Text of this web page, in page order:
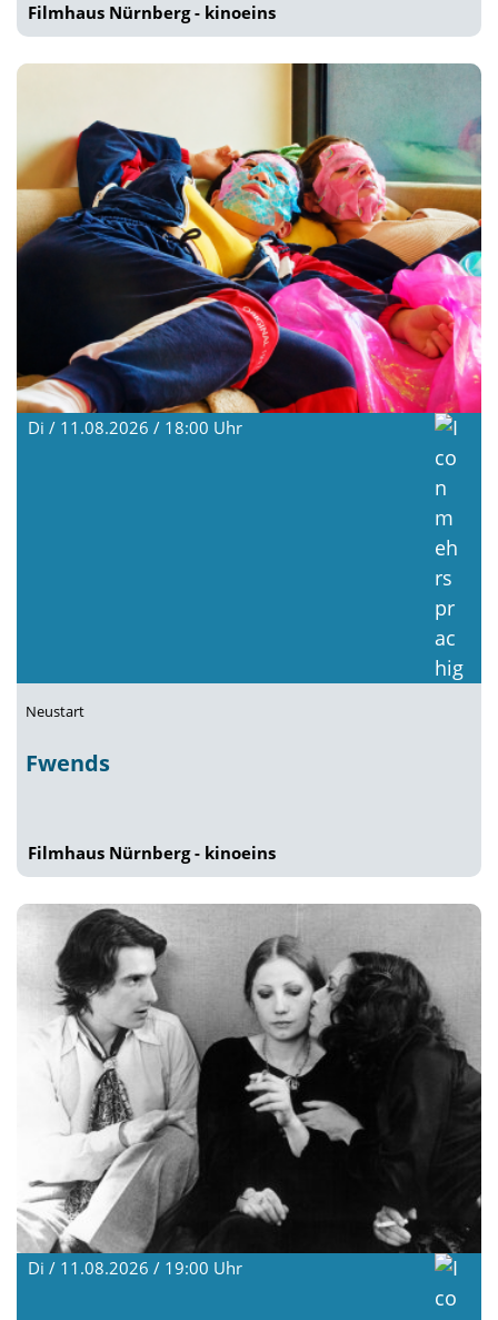
Filmhaus Nürnberg - kinoeins
Di / 11.08.2026 / 18:00 Uhr
Neustart
Fwends
Filmhaus Nürnberg - kinoeins
Di / 11.08.2026 / 19:00 Uhr